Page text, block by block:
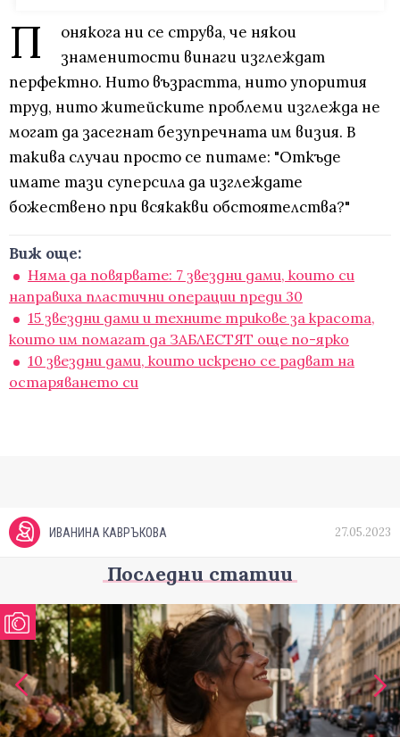
П
онякога ни се струва, че някои
знаменитости винаги изглеждат
перфектно. Нито възрастта, нито упорития
труд, нито житейските проблеми изглежда не
могат да засегнат безупречната им визия. В
такива случаи просто се питаме: "Откъде
имате тази суперсила да изглеждате
божествено при всякакви обстоятелства?"
Виж още:
Няма да повярвате: 7 звездни дами, които си
направиха пластични операции преди 30
15 звездни дами и техните трикове за красота,
които им помагат да ЗАБЛЕСТЯТ още по-ярко
10 звездни дами, които искрено се радват на
остаряването си
ИВАНИНА КАВРЪКОВА 27.05.2023
Последни статии